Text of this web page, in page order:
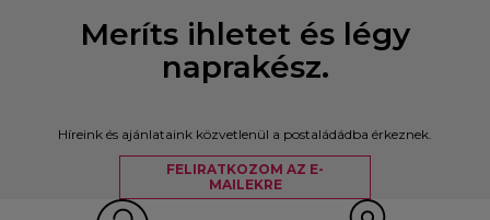
Meríts ihletet és légy
naprakész.
Híreink és ajánlataink közvetlenül a postaládádba érkeznek.
FELIRATKOZOM AZ E-
MAILEKRE